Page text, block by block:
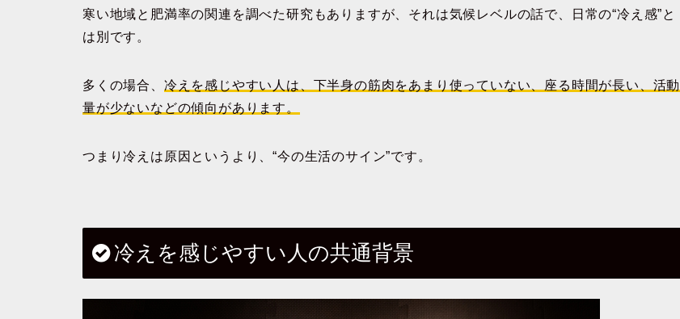
寒い地域と肥満率の関連を調べた研究もありますが、それは気候レベルの話で、日常の“冷え感”と
は別です。
多くの場合、 冷えを感じやすい人は、下半身の筋肉をあまり使っていない、座る時間が長い、活動
量が少ないなどの傾向があります。
つまり冷えは原因というより、“今の生活のサイン”です。
冷えを感じやすい人の共通背景